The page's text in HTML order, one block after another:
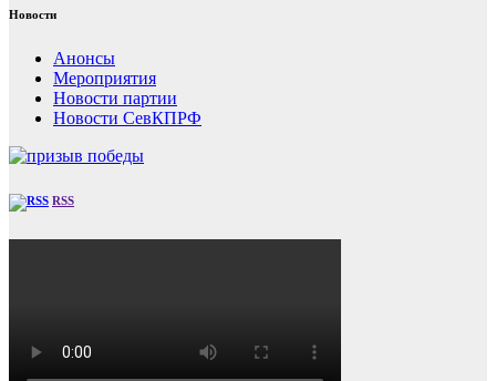
Новости
Анонсы
Мероприятия
Новости партии
Новости СевКПРФ
RSS